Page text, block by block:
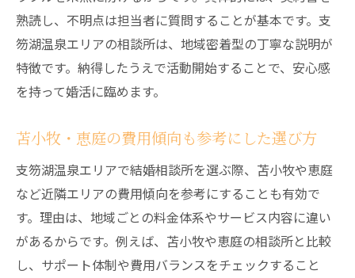
熟読し、不明点は担当者に質問することが基本です。支
笏湖温泉エリアの相談所は、地域密着型の丁寧な説明が
特徴です。納得したうえで活動開始することで、安心感
を持って婚活に臨めます。
苫小牧・恵庭の費用傾向も参考にした選び方
支笏湖温泉エリアで結婚相談所を選ぶ際、苫小牧や恵庭
など近隣エリアの費用傾向を参考にすることも有効で
す。理由は、地域ごとの料金体系やサービス内容に違い
があるからです。例えば、苫小牧や恵庭の相談所と比較
し、サポート体制や費用バランスをチェックすること